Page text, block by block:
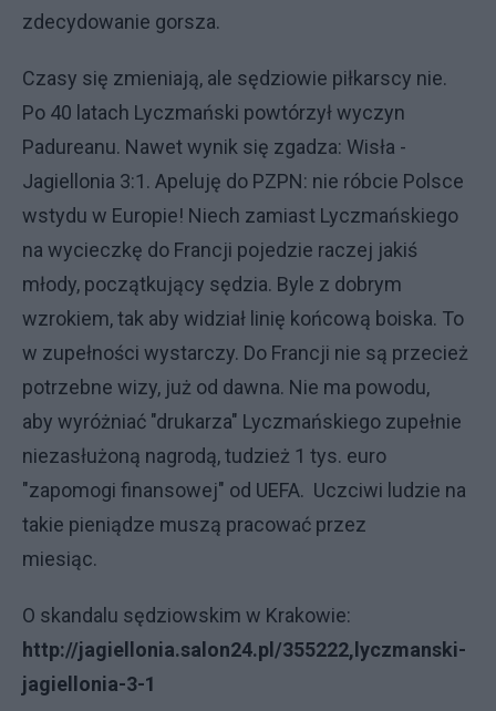
zdecydowanie gorsza.
Czasy się zmieniają, ale sędziowie piłkarscy nie.
Po 40 latach Lyczmański powtórzył wyczyn
Padureanu. Nawet wynik się zgadza: Wisła -
Jagiellonia 3:1. Apeluję do PZPN: nie róbcie Polsce
wstydu w Europie! Niech zamiast Lyczmańskiego
na wycieczkę do Francji pojedzie raczej jakiś
młody, początkujący sędzia. Byle z dobrym
wzrokiem, tak aby widział linię końcową boiska. To
w zupełności wystarczy. Do Francji nie są przecież
potrzebne wizy, już od dawna. Nie ma powodu,
aby wyróżniać "drukarza" Lyczmańskiego zupełnie
niezasłużoną nagrodą, tudzież 1 tys. euro
"zapomogi finansowej" od UEFA. Uczciwi ludzie na
takie pieniądze muszą pracować przez
miesiąc.
O skandalu sędziowskim w Krakowie:
http://jagiellonia.salon24.pl/355222,lyczmanski-
jagiellonia-3-1